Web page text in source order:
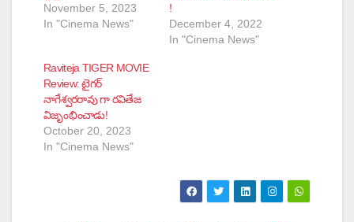
November 5, 2023
In "Cinema News"
!
December 4, 2022
In "Cinema News"
Raviteja TIGER MOVIE
Review: టైగర్
నాగేశ్వరరావు గా రవితేజ
విజృంభించాడు!
October 20, 2023
In "Cinema News"